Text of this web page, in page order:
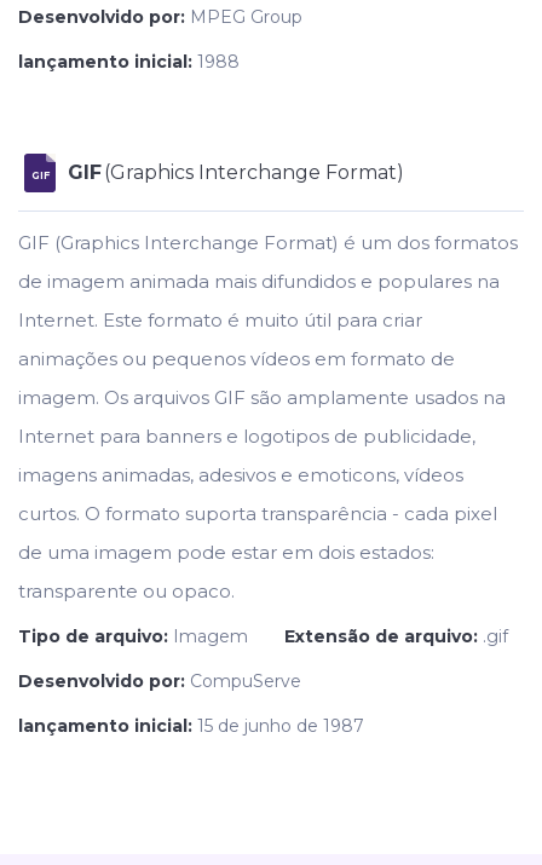
Desenvolvido por: MPEG Group
lançamento inicial: 1988
GIF GIF(Graphics Interchange Format)
GIF (Graphics Interchange Format) é um dos formatos
de imagem animada mais difundidos e populares na
Internet. Este formato é muito útil para criar
animações ou pequenos vídeos em formato de
imagem. Os arquivos GIF são amplamente usados na
Internet para banners e logotipos de publicidade,
imagens animadas, adesivos e emoticons, vídeos
curtos. O formato suporta transparência - cada pixel
de uma imagem pode estar em dois estados:
transparente ou opaco.
Tipo de arquivo: Imagem Extensão de arquivo: .gif
Desenvolvido por: CompuServe
lançamento inicial: 15 de junho de 1987